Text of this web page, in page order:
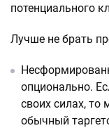
потенциального
Лучше не брать
опционально.
своих силах,
обычный